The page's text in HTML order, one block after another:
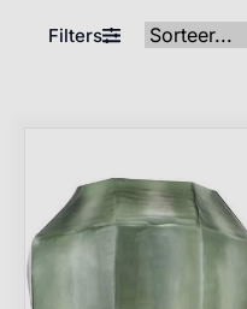
Filters